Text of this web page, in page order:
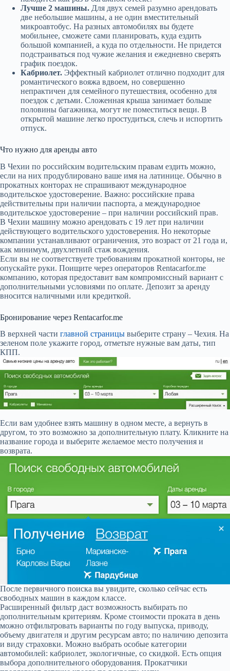
Лучше 2 машины. Для двух семей разумно арендовать
две небольшие машины, а не один вместительный
микроавтобус. На разных автомобилях вы будете
мобильнее, сможете сами планировать, куда ездить
большой компанией, а куда по отдельности. Не придется
подстраиваться под чужие желания и ежедневно сверять
график поездок.
Кабриолет. Эффектный кабриолет отлично подходит для
романтического вояжа вдвоем, но совершенно
непрактичен для семейного путешествия, особенно для
поездок с детьми. Сложенная крыша занимает больше
половины багажника, могут не поместиться вещи. В
открытой машине легко простудиться, слечь и испортить
отпуск.
Что нужно для аренды авто
В Чехии по российским водительским правам ездить можно,
если на них продублировано ваше имя на латинице. Обычно в
прокатных конторах не спрашивают международное
водительское удостоверение. Важно: российские права
действительны при наличии паспорта, а международное
водительское удостоверение – при наличии российский прав.
В Чехии машину можно арендовать с 19 лет при наличии
действующего водительского удостоверения. Но некоторые
компании устанавливают ограничения, это возраст от 21 года и,
как минимум, двухлетний стаж вождения.
Если вы не соответствуете требованиям прокатной конторы, не
опускайте руки. Поищите через операторов Rentacarfor.me
компанию, которая предоставит вам компромиссный вариант с
дополнительными условиями по оплате. Депозит за аренду
вносится наличными или кредиткой.
Бронирование через Rentacarfor.me
В верхней части главной страницы выберите страну – Чехия. На
зеленом поле укажите город, отметьте нужные вам даты, тип
КПП.
Если вам удобнее взять машину в одном месте, а вернуть в
другом, то это возможно за дополнительную плату. Кликните на
название города и выберите желаемое место получения и
возврата.
После первичного поиска вы увидите, сколько сейчас есть
свободных машин в каждом классе.
Расширенный фильтр даст возможность выбирать по
дополнительным критериям. Кроме стоимости проката в день
можно отфильтровать варианты по году выпуска, приводу,
объему двигателя и другим ресурсам авто; по наличию депозита
и виду страховки. Можно выбрать особые категории
автомобилей: кабриолет, экологичные, со скидкой. Есть опция
выбора дополнительного оборудования. Прокатчики